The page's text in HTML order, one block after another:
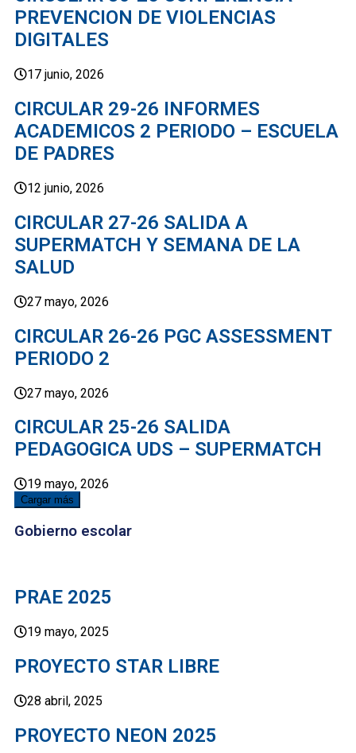
PREVENCION DE VIOLENCIAS
DIGITALES
17 junio, 2026
CIRCULAR 29-26 INFORMES
ACADEMICOS 2 PERIODO – ESCUELA
DE PADRES
12 junio, 2026
CIRCULAR 27-26 SALIDA A
SUPERMATCH Y SEMANA DE LA
SALUD
27 mayo, 2026
CIRCULAR 26-26 PGC ASSESSMENT
PERIODO 2
27 mayo, 2026
CIRCULAR 25-26 SALIDA
PEDAGOGICA UDS – SUPERMATCH
19 mayo, 2026
Cargar más
Gobierno escolar
PRAE 2025
19 mayo, 2025
PROYECTO STAR LIBRE
28 abril, 2025
PROYECTO NEON 2025